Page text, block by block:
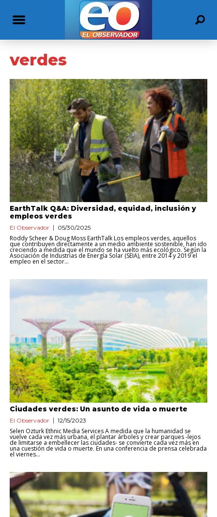
verdes
EarthTalk Q&A: Diversidad, equidad, inclusión y
empleos verdes
El Observador 05/30/2025
Roddy Scheer & Doug Moss EarthTalk Los empleos verdes, aquellos
que contribuyen directamente a un medio ambiente sostenible, han ido
creciendo a medida que el mundo se ha vuelto más ecológico. Según la
Asociación de Industrias de Energía Solar (SEIA), entre 2014 y 2019 el
empleo en el sector...
Ciudades verdes: Un asunto de vida o muerte
El Observador 12/15/2023
Selen Ozturk Ethnic Media Services A medida que la humanidad se
vuelve cada vez más urbana, el plantar árboles y crear parques -lejos
de limitarse a embellecer las ciudades- se convierte cada vez más en
una cuestión de vida o muerte. En una conferencia de prensa celebrada
el viernes...